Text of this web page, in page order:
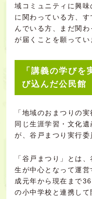
域コミュニティに興
に関わっている方、
んでいる方、まだ関
が届くことを願ってい
「講義の学び
び込んだ公民館
「地域のおまつりの
同じ生涯学習・文化
が、谷戸まつり実行委
「谷戸まつり」とは
生が中心となって運
成元年から現在まで
の小中学校と連携し